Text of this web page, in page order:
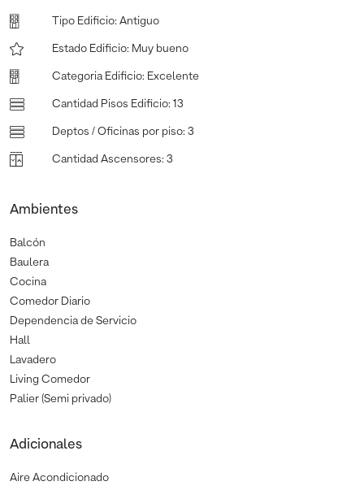
Tipo Edificio: Antiguo
Estado Edificio: Muy bueno
Categoria Edificio: Excelente
Cantidad Pisos Edificio: 13
Deptos / Oficinas por piso: 3
Cantidad Ascensores: 3
Ambientes
Balcón
Baulera
Cocina
Comedor Diario
Dependencia de Servicio
Hall
Lavadero
Living Comedor
Palier (Semi privado)
Adicionales
Aire Acondicionado